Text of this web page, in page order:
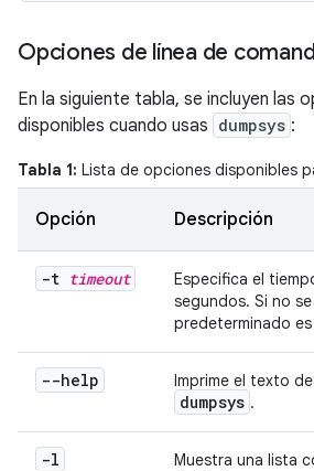
Opciones de línea de
En la siguiente tabla, se incluyen las
disponibles cuando usas dumpsys :
Tabla 1: Lista de opciones disponibles
Opción Descripción
-t timeout
Especifica el
segundos. Si no
predeterminado
--help Imprime el texto de
dumpsys .
-l
Muestra una lista